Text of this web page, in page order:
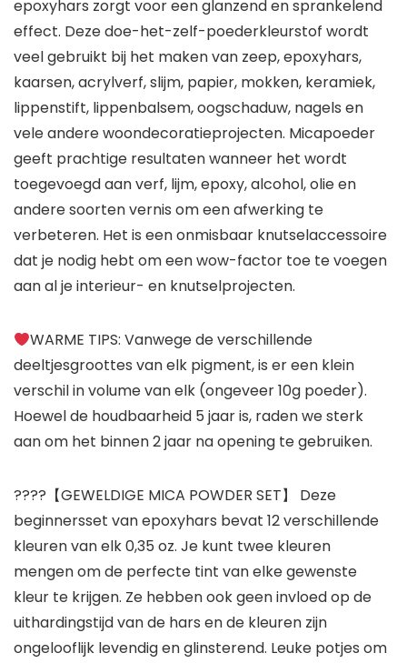
epoxyhars zorgt voor een glanzend en sprankelend
effect. Deze doe-het-zelf-poederkleurstof wordt
veel gebruikt bij het maken van zeep, epoxyhars,
kaarsen, acrylverf, slijm, papier, mokken, keramiek,
lippenstift, lippenbalsem, oogschaduw, nagels en
vele andere woondecoratieprojecten. Micapoeder
geeft prachtige resultaten wanneer het wordt
toegevoegd aan verf, lijm, epoxy, alcohol, olie en
andere soorten vernis om een ​​afwerking te
verbeteren. Het is een onmisbaar knutselaccessoire
dat je nodig hebt om een ​​wow-factor toe te voegen
aan al je interieur- en knutselprojecten.
WARME TIPS: Vanwege de verschillende
deeltjesgroottes van elk pigment, is er een klein
verschil in volume van elk (ongeveer 10g poeder).
Hoewel de houdbaarheid 5 jaar is, raden we sterk
aan om het binnen 2 jaar na opening te gebruiken.
????【GEWELDIGE MICA POWDER SET】 Deze
beginnersset van epoxyhars bevat 12 verschillende
kleuren van elk 0,35 oz. Je kunt twee kleuren
mengen om de perfecte tint van elke gewenste
kleur te krijgen. Ze hebben ook geen invloed op de
uithardingstijd van de hars en de kleuren zijn
ongelooflijk levendig en glinsterend. Leuke potjes om